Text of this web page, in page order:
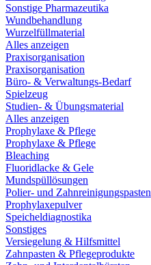
Sonstige Pharmazeutika
Wundbehandlung
Wurzelfüllmaterial
Alles anzeigen
Praxisorganisation
Praxisorganisation
Büro- & Verwaltungs-Bedarf
Spielzeug
Studien- & Übungsmaterial
Alles anzeigen
Prophylaxe & Pflege
Prophylaxe & Pflege
Bleaching
Fluoridlacke & Gele
Mundspüllösungen
Polier- und Zahnreinigungspasten
Prophylaxepulver
Speicheldiagnostika
Sonstiges
Versiegelung & Hilfsmittel
Zahnpasten & Pflegeprodukte